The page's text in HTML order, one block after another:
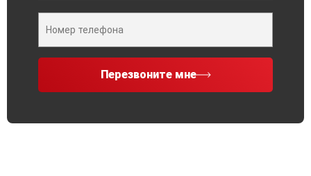
Перезвоните мне